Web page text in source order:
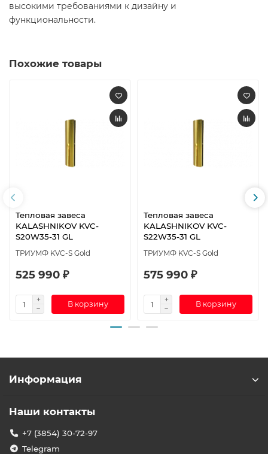
высокими требованиями к дизайну и
функциональности.
Похожие товары
Тепловая завеса
KALASHNIKOV KVC-
S20W35-31 GL
ТРИУМФ KVC-S Gold
525 990 ₽
В корзину
Тепловая завеса
KALASHNIKOV KVC-
S22W35-31 GL
ТРИУМФ KVC-S Gold
575 990 ₽
В корзину
Информация
Наши контакты
+7 (3854) 30-72-97
Telegram